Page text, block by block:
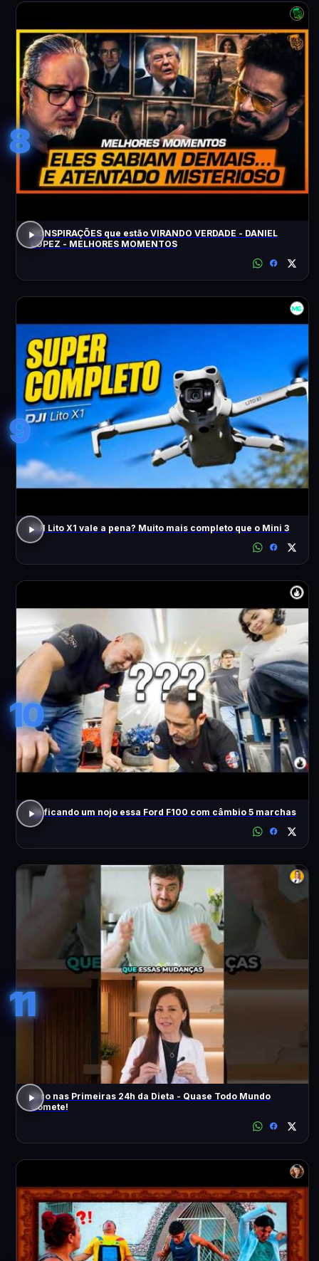
8
CONSPIRAÇÕES que estão VIRANDO VERDADE - DANIEL
LOPEZ - MELHORES MOMENTOS
9
DJI Lito X1 vale a pena? Muito mais completo que o Mini 3
10
Tá ficando um nojo essa Ford F100 com câmbio 5 marchas
11
Erro nas Primeiras 24h da Dieta - Quase Todo Mundo
Comete!